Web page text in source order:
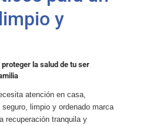
y
proteger la salud de tu ser
atención en casa,
limpio y ordenado marca
recuperación tranquila y